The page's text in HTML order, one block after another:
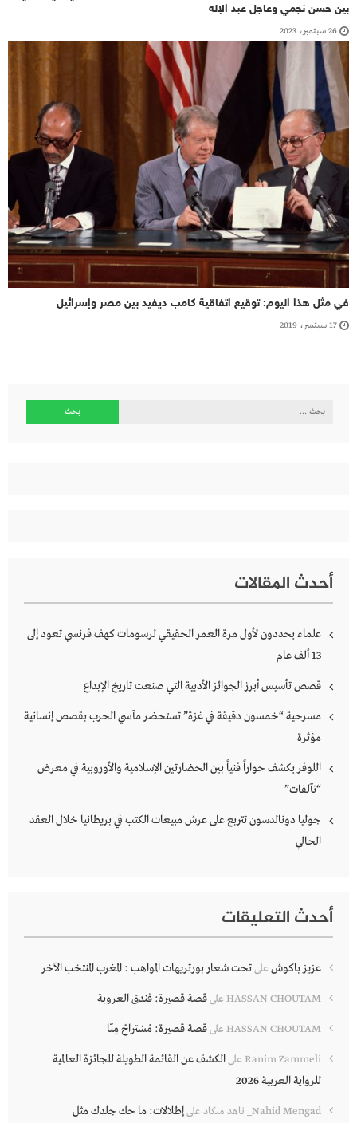
بين حسن نجمي وعاجل عبد الإله
26 سبتمبر، 2023
في مثل هذا اليوم: توقيع اتفاقية كامب ديفيد بين مصر وإسرائيل
17 سبتمبر، 2019
البحث
أحدث المقالات
علماء يحددون لأول مرة العمر الحقيقي لرسومات كهف فرنسي تعود إلى
13 ألف عام
قصص تأسيس أبرز الجوائز الأدبية التي صنعت تاريخ الإبداع
مسرحية “خمسون دقيقة في غزة” تستحضر مآسي الحرب بقصص إنسانية
مؤثرة
اللوفر يكشف حواراً فنياً بين الحضارتين الإسلامية والأوروبية في معرض
“تآلفات”
جوليا دونالدسون تتربع على عرش مبيعات الكتب في بريطانيا خلال العقد
الحالي
أحدث التعليقات
عزيز باكوش علىتحت شعار بورتريهات المواهب : المغرب المنتخب الآخر
HASSAN CHOUTAM علىقصة قصيرة: فندق العروبة
HASSAN CHOUTAM علىقصة قصيرة: مُسْتراحٌ مِنّا
Ranim Zammeli علىالكشف عن القائمة الطويلة للجائزة العالمية
للرواية العربية 2026
Nahid Mengad_ ناهد منكاد علىإطلالات: ما حك جلدك مثل